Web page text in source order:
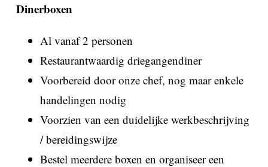
Dinerboxen
Al vanaf 2 personen
Restaurantwaardig driegangendiner
Voorbereid door onze chef, nog maar enkele
handelingen nodig
Voorzien van een duidelijke werkbeschrijving
/ bereidingswijze
Bestel meerdere boxen en organiseer een